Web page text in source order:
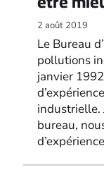
2 août 2019
Le Bureau
pollutions
janvier
industrielle.
bureau,